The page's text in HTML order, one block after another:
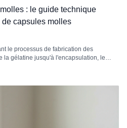
: le guide technique
capsules molles
le processus de fabrication des
la gélatine jusqu'à l'encapsulation, le